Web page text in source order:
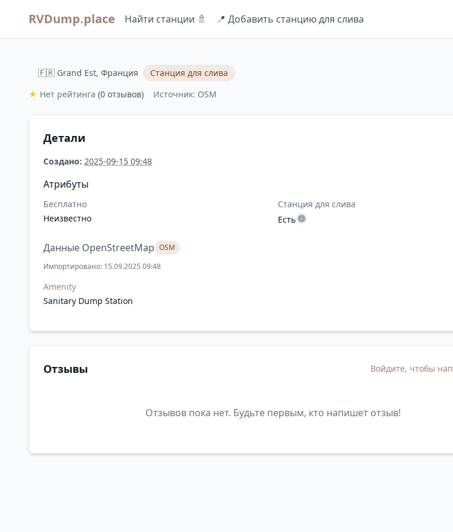
RVDump.place Найти станции 🚿 📍 Добавить станцию для слива
🇫🇷 Grand Est, Франция
Станция для слива
★ Нет рейтинга (0 отзывов) Источник: OSM
Детали
Создано: 2025-09-15 09:48
Атрибуты
Бесплатно
Неизвестно
Станция для слива
Есть
Данные OpenStreetMap OSM
Импортировано: 15.09.2025 09:48
Amenity
Sanitary Dump Station
Отзывы Войдите, чтобы
Отзывов пока нет. Будьте первым, кто напишет отзыв!